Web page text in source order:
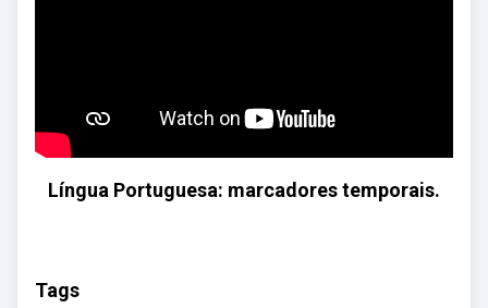
Língua Portuguesa: marcadores temporais.
Tags